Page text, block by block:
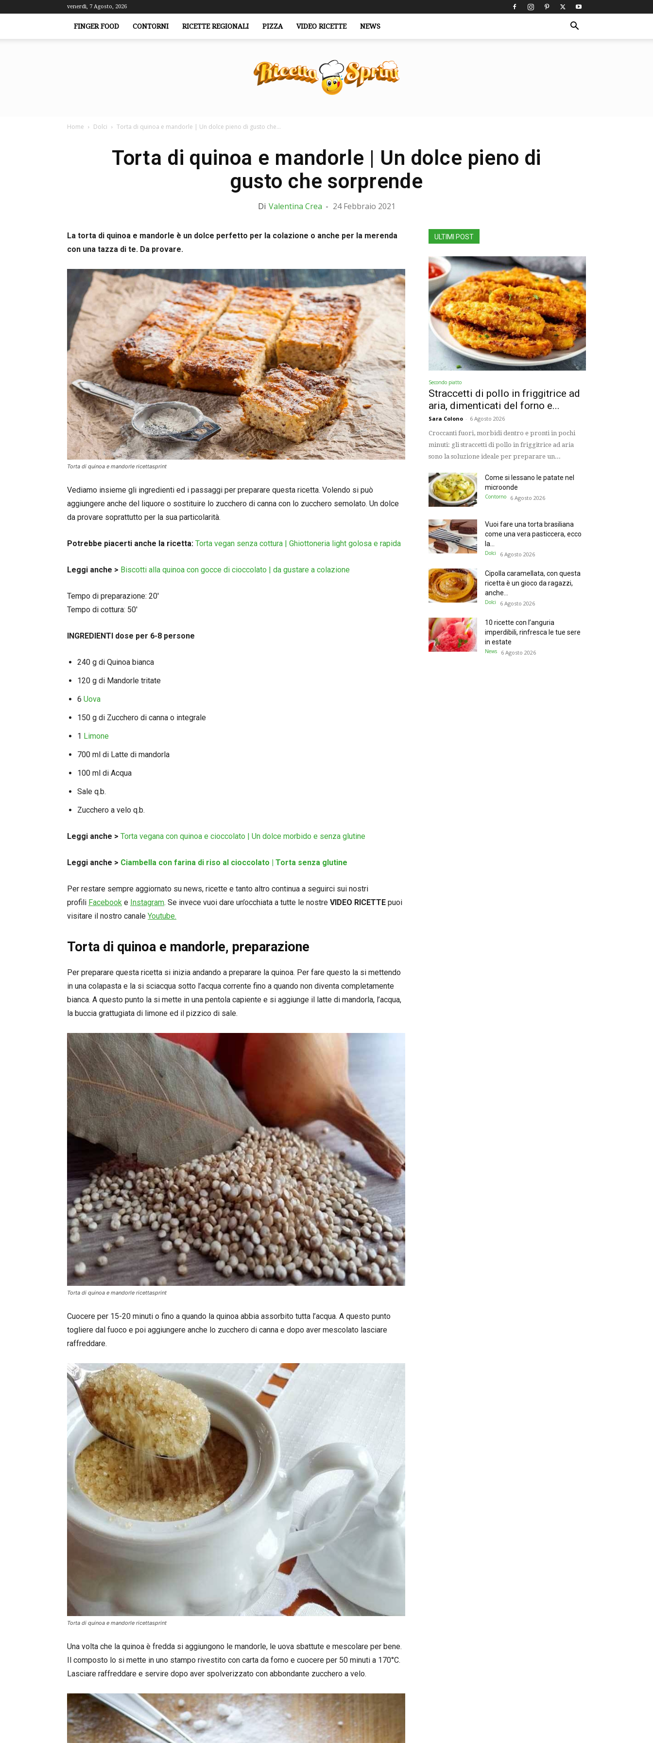
venerdì, 7 Agosto, 2026
FINGER FOOD CONTORNI RICETTE REGIONALI PIZZA VIDEO RICETTE NEWS
Home Dolci Torta di quinoa e mandorle | Un dolce pieno di gusto che...
Torta di quinoa e mandorle | Un dolce pieno di
gusto che sorprende
Di Valentina Crea - 24 Febbraio 2021
La torta di quinoa e mandorle è un dolce perfetto per la colazione o anche per la merenda
con una tazza di te. Da provare.
Torta di quinoa e mandorle ricettasprint
Vediamo insieme gli ingredienti ed i passaggi per preparare questa ricetta. Volendo si può
aggiungere anche del liquore o sostituire lo zucchero di canna con lo zucchero semolato. Un dolce
da provare soprattutto per la sua particolarità.
Potrebbe piacerti anche la ricetta: Torta vegan senza cottura | Ghiottoneria light golosa e rapida
Leggi anche > Biscotti alla quinoa con gocce di cioccolato | da gustare a colazione
Tempo di preparazione: 20′
Tempo di cottura: 50′
INGREDIENTI dose per 6-8 persone
240 g di Quinoa bianca
120 g di Mandorle tritate
6 Uova
150 g di Zucchero di canna o integrale
1 Limone
700 ml di Latte di mandorla
100 ml di Acqua
Sale q.b.
Zucchero a velo q.b.
Leggi anche > Torta vegana con quinoa e cioccolato | Un dolce morbido e senza glutine
Leggi anche > Ciambella con farina di riso al cioccolato | Torta senza glutine
Per restare sempre aggiornato su news, ricette e tanto altro continua a seguirci sui nostri
profili Facebook e Instagram. Se invece vuoi dare un’occhiata a tutte le nostre VIDEO RICETTE puoi
visitare il nostro canale Youtube.
Torta di quinoa e mandorle, preparazione
Per preparare questa ricetta si inizia andando a preparare la quinoa. Per fare questo la si mettendo
in una colapasta e la si sciacqua sotto l’acqua corrente fino a quando non diventa completamente
bianca. A questo punto la si mette in una pentola capiente e si aggiunge il latte di mandorla, l’acqua,
la buccia grattugiata di limone ed il pizzico di sale.
Torta di quinoa e mandorle ricettasprint
Cuocere per 15-20 minuti o fino a quando la quinoa abbia assorbito tutta l’acqua. A questo punto
togliere dal fuoco e poi aggiungere anche lo zucchero di canna e dopo aver mescolato lasciare
raffreddare.
Torta di quinoa e mandorle ricettasprint
Una volta che la quinoa è fredda si aggiungono le mandorle, le uova sbattute e mescolare per bene.
Il composto lo si mette in uno stampo rivestito con carta da forno e cuocere per 50 minuti a 170°C.
Lasciare raffreddare e servire dopo aver spolverizzato con abbondante zucchero a velo.
ULTIMI POST
Secondo piatto
Straccetti di pollo in friggitrice ad
aria, dimenticati del forno e...
Sara Colono - 6 Agosto 2026
Croccanti fuori, morbidi dentro e pronti in pochi
minuti: gli straccetti di pollo in friggitrice ad aria
sono la soluzione ideale per preparare un...
Come si lessano le patate nel
microonde
Contorno 6 Agosto 2026
Vuoi fare una torta brasiliana
come una vera pasticcera, ecco
la...
Dolci 6 Agosto 2026
Cipolla caramellata, con questa
ricetta è un gioco da ragazzi,
anche...
Dolci 6 Agosto 2026
10 ricette con l’anguria
imperdibili, rinfresca le tue sere
in estate
News 6 Agosto 2026